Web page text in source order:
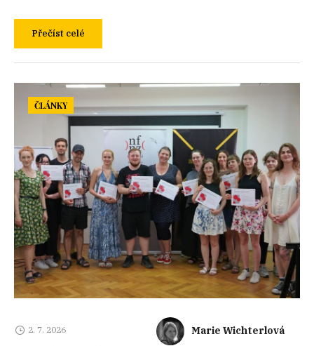
Přečíst celé
ČLÁNKY
2. 7. 2026 Marie Wichterlová